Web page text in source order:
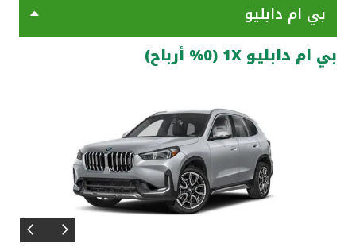
اتصل بنا
مواقع الفروع وأجهزة الصرف الآلي
ماليزيا
بي ام دابليو
بي ام دابليو 1X (%0 أرباح)